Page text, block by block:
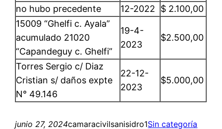
no hubo precedente 12-2022
$ 2.100,00
15009 “Ghelfi c. Ayala”
acumulado 21020
“Capandeguy c. Ghelfi”
19-4-
2023
$2.500,00
Torres Sergio c/ Diaz
Cristian s/ daños expte
N° 49.146
22-12-
2023
$5.000,00
junio 27, 2024camaracivilsanisidro1Sin categoría